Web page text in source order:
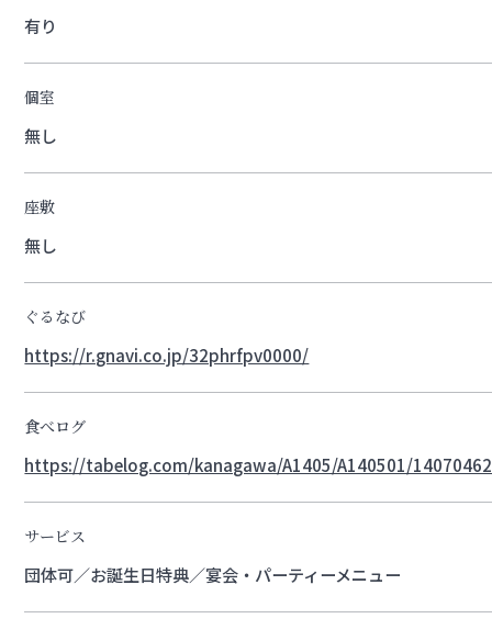
有り
個室
無し
座敷
無し
ぐるなび
https://r.gnavi.co.jp/32phrfpv0000/
食べログ
https://tabelog.com/kanagawa/A1405/A140501/
サービス
団体可／お誕生日特典／宴会・パーティーメニュー